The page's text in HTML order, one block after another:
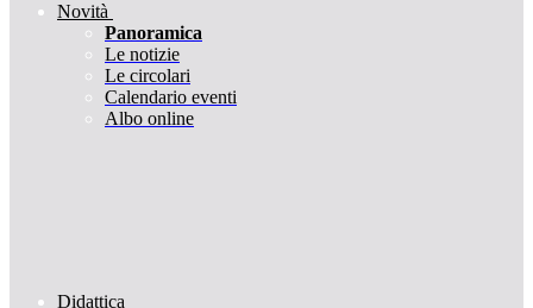
Novità
Panoramica
Le notizie
Le circolari
Calendario eventi
Albo online
Didattica